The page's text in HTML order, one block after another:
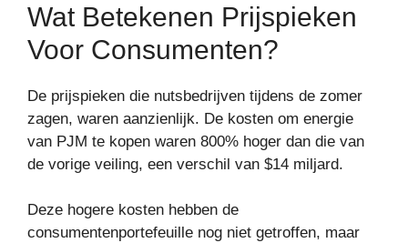
Wat Betekenen Prijspieken
Voor Consumenten?
De prijspieken die nutsbedrijven tijdens de zomer
zagen, waren aanzienlijk. De kosten om energie
van PJM te kopen waren 800% hoger dan die van
de vorige veiling, een verschil van $14 miljard.
Deze hogere kosten hebben de
consumentenportefeuille nog niet getroffen, maar